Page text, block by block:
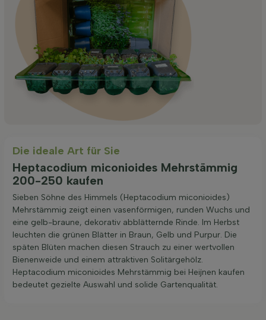
Die ideale Art für Sie
Heptacodium miconioides Mehrstämmig
200-250 kaufen
Sieben Söhne des Himmels (Heptacodium miconioides)
Mehrstämmig zeigt einen vasenförmigen, runden Wuchs und
eine gelb-braune, dekorativ abblätternde Rinde. Im Herbst
leuchten die grünen Blätter in Braun, Gelb und Purpur. Die
späten Blüten machen diesen Strauch zu einer wertvollen
Bienenweide und einem attraktiven Solitärgehölz.
Heptacodium miconioides Mehrstämmig bei Heijnen kaufen
bedeutet gezielte Auswahl und solide Gartenqualität.